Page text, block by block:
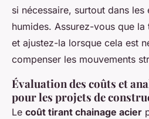
si nécessaire, surtout dans les
humides. Assurez-vous que
et ajustez-la lorsque cela est
compenser les mouvements
Évaluation des coûts et
pour les projets de
Le coût tirant chainage acier